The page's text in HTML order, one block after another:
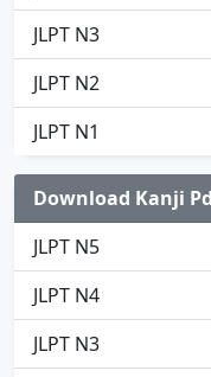
JLPT N3
JLPT N2
JLPT N1
Download Kanji
JLPT N5
JLPT N4
JLPT N3